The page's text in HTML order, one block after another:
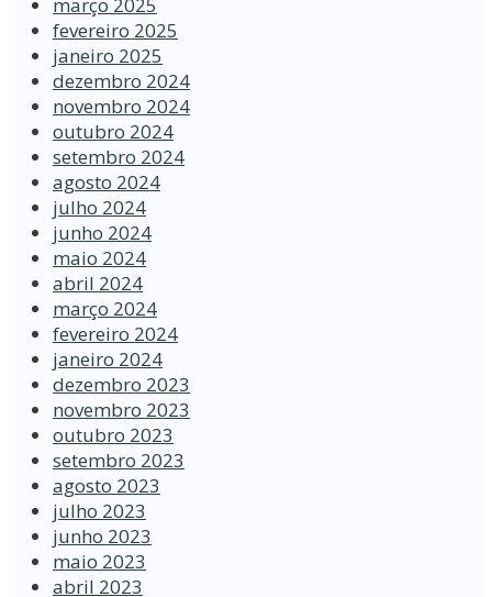
março 2025
fevereiro 2025
janeiro 2025
dezembro 2024
novembro 2024
outubro 2024
setembro 2024
agosto 2024
julho 2024
junho 2024
maio 2024
abril 2024
março 2024
fevereiro 2024
janeiro 2024
dezembro 2023
novembro 2023
outubro 2023
setembro 2023
agosto 2023
julho 2023
junho 2023
maio 2023
abril 2023